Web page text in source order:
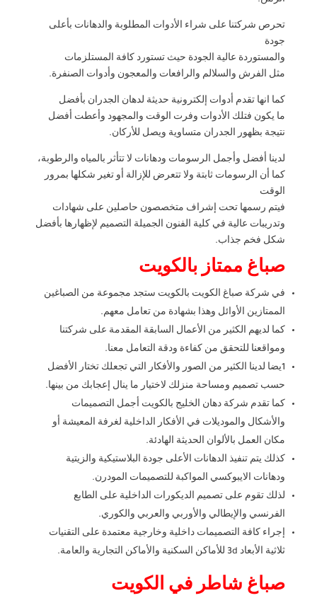
تحرص شركتنا على شراء الأدوات المطلوبة والدهانات بأعلى
جودة
والمستوردة عالية الجودة حيث تستورد كافة المستلزمات
مثل الفرش والسلالم والرافعات والمعجون وأدوات الصنفرة.
كما انها تقدم أدوات إلكترونية حديثة لدهان الجدران بأفضل
ما يكون فتلك الأدوات وفرت الوقت والمجهود وأعطت أفضل
نتيجة بظهور الجدران متساوية ويصل للأركان.
لدينا أفضل وأجمل الرسومات ودهانات لا تتأثر بالمياه والرطوبة،
كما أن الرسومات ثابتة ولا تتعرض للإزالة أو تغير شكلها بمرور
الوقت
فيتم رسمها تحت إشراف متخصصون حاصلين على شهادات
وتدريبات عالية في كلية الفنون الجميلة التصميم لإظهارها بأفضل
شكل فخم جذاب.
صباغ ممتاز بالكويت
في شركة صباغ الكويت بالكويت ستجد مجموعة من الصباغين
الممتازين الأوائل وهذا بشهادة من تعامل معهم.
كما لديهم الكثير من الأعمال السابقة المقدمة على شركتنا
ومواقعنا للتحقق من كفاءة ودقة التعامل معنا.
1يضا لدينا الكثير من الصور والأفكار التي تجعلك تختار الأفضل
حسب تصميم ومساحة منزلك لاختيار ما ينال إعجابك من بينها.
كما تقدم شركة دهان الخليج بالكويت أجمل التصميمات
والأشكال والموديلات في الأفكار الداخلية لغرفة المعيشة أو
مكان العمل بالألوان الحديثة الهادئة.
كذلك يتم تنفيذ الدهانات الأعلى جودة البلاستيكية والزيتية
ودهانات الايبوكسي المواكبة للتصميمات المودرن.
لذلك تقوم على تصميم الديكورات الداخلية على الطابع
الفرنسي والإيطالي والأوربي والعربي والكوري.
إجراء كافة التصميمات داخلية وخارجية معتمدة على التقنيات
ثلاثية الأبعاد 3d للأماكن السكنية والأماكن التجارية والعامة.
صباغ شاطر في الكويت